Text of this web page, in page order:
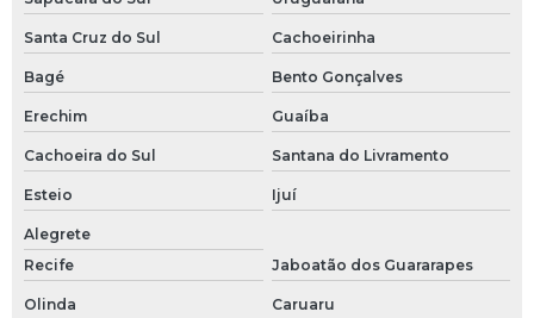
Santa Cruz do Sul Cachoeirinha
Bagé Bento Gonçalves
Erechim Guaíba
Cachoeira do Sul Santana do Livramento
Esteio Ijuí
Alegrete
Recife
Jaboatão dos Guararapes
Olinda Caruaru